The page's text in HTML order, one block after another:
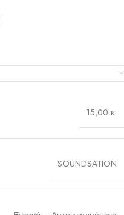
15,00 κ.
SOUNDSATION